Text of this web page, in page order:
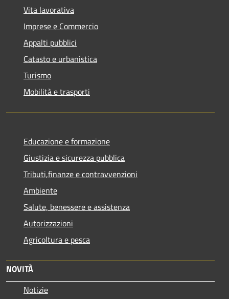
Vita lavorativa
Imprese e Commercio
Appalti pubblici
Catasto e urbanistica
Turismo
Mobilità e trasporti
Educazione e formazione
Giustizia e sicurezza pubblica
Tributi,finanze e contravvenzioni
Ambiente
Salute, benessere e assistenza
Autorizzazioni
Agricoltura e pesca
NOVITÀ
Notizie